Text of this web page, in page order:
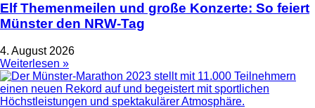
Elf Themenmeilen und große Konzerte: So feiert
Münster den NRW-Tag
4. August 2026
Weiterlesen »